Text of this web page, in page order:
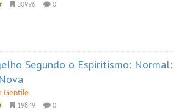
30996 0
Segundo o Espiritismo: Normal:
Gentile
19849 0